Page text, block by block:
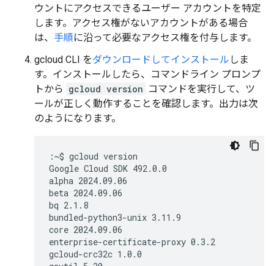
ウントにアクセスできるユーザー アカウントを特定
します。アクセス権がないアカウントがある場合
は、 手順に沿って必要なアクセス権を付与します。
gcloud CLI をダウンロードしてインストール しま
す。インストールしたら、コマンドライン プロンプ
トから gcloud version コマンドを実行して、ツ
ールが正しく動作することを確認します。出力は次
のようになります。
:~$ gcloud version
Google Cloud SDK 492.0.0
alpha 2024.09.06
beta 2024.09.06
bq 2.1.8
bundled-python3-unix 3.11.9
core 2024.09.06
enterprise-certificate-proxy 0.3.2
gcloud-crc32c 1.0.0